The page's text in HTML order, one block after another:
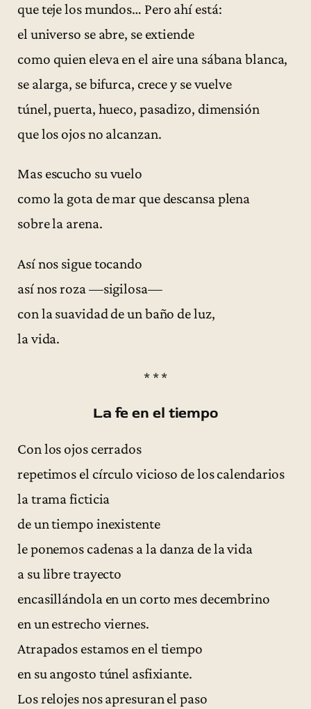
que teje los mundos… Pero ahí está:
el universo se abre, se extiende
como quien eleva en el aire una sábana blanca,
se alarga, se bifurca, crece y se vuelve
túnel, puerta, hueco, pasadizo, dimensión
que los ojos no alcanzan.
Mas escucho su vuelo
como la gota de mar que descansa plena
sobre la arena.
Así nos sigue tocando
así nos roza —sigilosa—
con la suavidad de un baño de luz,
la vida.
* * *
La fe en el tiempo
Con los ojos cerrados
repetimos el círculo vicioso de los calendarios
la trama ficticia
de un tiempo inexistente
le ponemos cadenas a la danza de la vida
a su libre trayecto
encasillándola en un corto mes decembrino
en un estrecho viernes.
Atrapados estamos en el tiempo
en su angosto túnel asfixiante.
Los relojes nos apresuran el paso